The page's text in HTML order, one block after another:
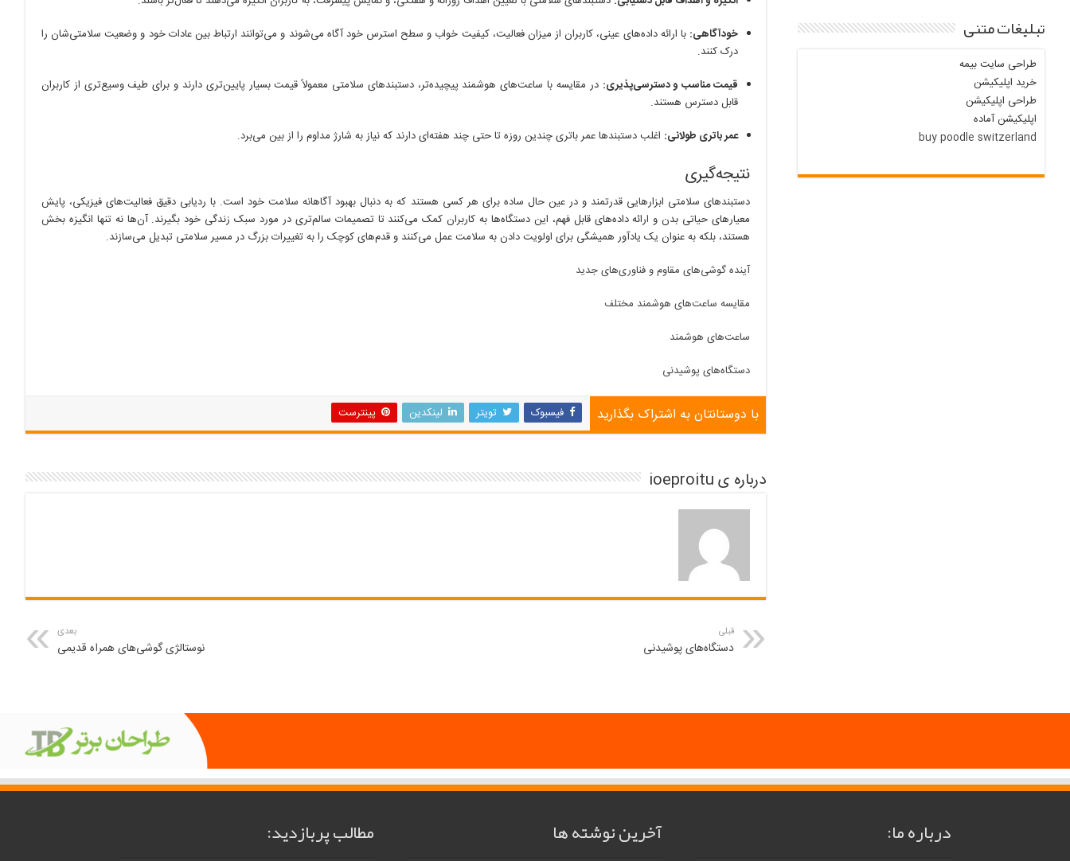
خودآگاهی: با ارائه داده‌های عینی، کاربران از میزان فعالیت، کیفیت خواب و سطح استرس خود آگاه می‌شوند و می‌توانند ارتباط بین عادات خود و وضعیت سلامتی‌شان را
درک کنند.
قیمت مناسب و دسترسی‌پذیری: در مقایسه با ساعت‌های هوشمند پیچیده‌تر، دستبندهای سلامتی معمولاً قیمت بسیار پایین‌تری دارند و برای طیف وسیع‌تری از کاربران
قابل دسترس هستند.
عمر باتری طولانی: اغلب دستبندها عمر باتری چندین روزه تا حتی چند هفته‌ای دارند که نیاز به شارژ مداوم را از بین می‌برد.
نتیجه‌گیری
دستبندهای سلامتی ابزارهایی قدرتمند و در عین حال ساده برای هر کسی هستند که به دنبال بهبود آگاهانه سلامت خود است. با ردیابی دقیق فعالیت‌های فیزیکی، پایش
معیارهای حیاتی بدن و ارائه داده‌های قابل فهم، این دستگاه‌ها به کاربران کمک می‌کنند تا تصمیمات سالم‌تری در مورد سبک زندگی خود بگیرند. آن‌ها نه تنها انگیزه بخش
هستند، بلکه به عنوان یک یادآور همیشگی برای اولویت دادن به سلامت عمل می‌کنند و قدم‌های کوچک را به تغییرات بزرگ در مسیر سلامتی تبدیل می‌سازند.
آینده گوشی‌های مقاوم و فناوری‌های جدید
مقایسه ساعت‌های هوشمند مختلف
ساعت‌های هوشمند
دستگاه‌های پوشیدنی
با دوستانتان به اشتراک بگذارید فیسبوک تویتر لینکدین پینترست
درباره ی ioeproitu
قبلی
دستگاه‌های پوشیدنی
بعدی
نوستالژی گوشی‌های همراه قدیمی
تبلیغات متنی
طراحی سایت بیمه
خرید اپلیکیشن
طراحی اپلیکیشن
اپلیکیشن آماده
buy poodle switzerland
درباره ما: آخرین نوشته ها مطالب پربازدید: